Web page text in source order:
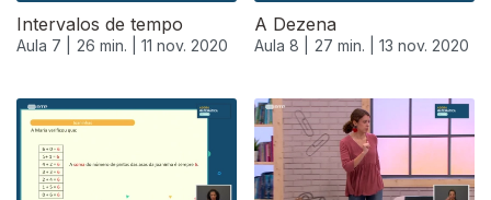
Intervalos de tempo
Aula 7 | 26 min. | 11 nov. 2020
A Dezena
Aula 8 | 27 min. | 13 nov. 2020